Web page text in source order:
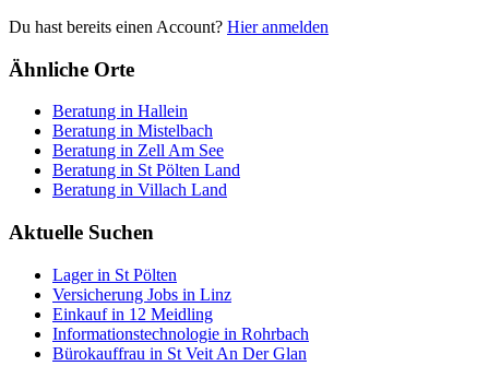
Du hast bereits einen Account? Hier anmelden
Ähnliche Orte
Beratung in Hallein
Beratung in Mistelbach
Beratung in Zell Am See
Beratung in St Pölten Land
Beratung in Villach Land
Aktuelle Suchen
Lager in St Pölten
Versicherung Jobs in Linz
Einkauf in 12 Meidling
Informationstechnologie in Rohrbach
Bürokauffrau in St Veit An Der Glan